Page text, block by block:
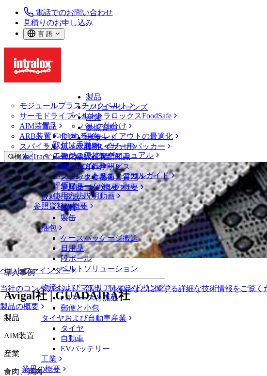
電話でのお問い合わせ
見積りのお申し込み
言 語
製品
モジュールプラスチックベルト
サーモドライブベルト
AIM装置
ARB装置
スパイラル
OneTrackツールおよび部品
ベルトファインダー
当社のコンベアベルト、部品、付属品などに関する詳細な技術情報をご覧く
製品の概要
ソリューションズ
イントラロックスFoodSafe
バルク仕分け
ラインレイアウトの最適化
パレタイザー用パッカー
専門知識
サービス
技術
ソリューションの概要
産業
食品
食肉、鶏肉
魚と水産物
青果物
製パン
スナック食品
乳製品
飲料と容器
飲料
製缶
梱包
ケースパッケージ搬送
日用品
段ボール
ベルトソリューション
物流およびマテリアルハンドリング
eコマースと流通
郵便と小包
タイヤおよび自動車産業
タイヤ
自動車
EVバッテリー
工業
業界の概要
参照資料
CalcLab
取付け手順
エンジニアリングマニュアル
CADファイル
パンフレット・テクニカルガイド
評価フォーム
使用方法説明動画
参照資料の概要
サポート
お問い合わせ
保証
方針声明
よくあるご質問
サポートの概要
検 索
メニューを開く
ニュース・メディア
ニュースと洞察
導入事例
イベント
動画ライブラリ
Avigal社、イントラロックスのAIM技術で労働力
導入事例
Avigal社 | GUADAÍRA社
製品
AIM装置
産業
食肉、鶏肉